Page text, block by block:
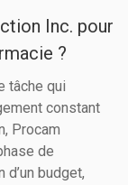
Inc. pour
?
tâche qui
constant
Procam
de
budget,